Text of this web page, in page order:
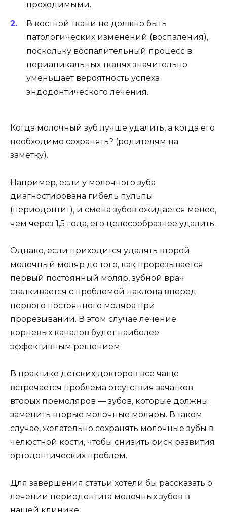
сталкивается с проблемой наклона вперед
первого постоянного моляра при
прорезывании. В этом случае лечение
корневых каналов будет наиболее
эффективным решением.
В практике детских докторов все чаще
заменить вторые молочные моляры. В таком
случае, желательно сохранять молочные зубы в
челюстной кости, чтобы снизить риск развития
Для завершения статьи хотели бы рассказать о
лечении периодонтита молочных зубов в
нашей клинике.
В настоящее время большинство стоматологов
проводят лечение зубов с некротизированной
пульпой в одно посещение. Однако, если у
пациента есть болевые ощущения в зубе или
появляется слизисто-гнойное отделяемое из
каналов, то лучше выбрать лечение в два или
три посещения, так как это увеличит
вероятность благоприятного исхода, особенно
Уважаемые родители, не стоит сразу
соглашаться на удаление молочных зубов у
своих детей, возможно, их можно спасти с
помощью консультации с нашими детскими
стоматологами, которая, к тому же, бесплатна!
"Малыш и Карлсон"!